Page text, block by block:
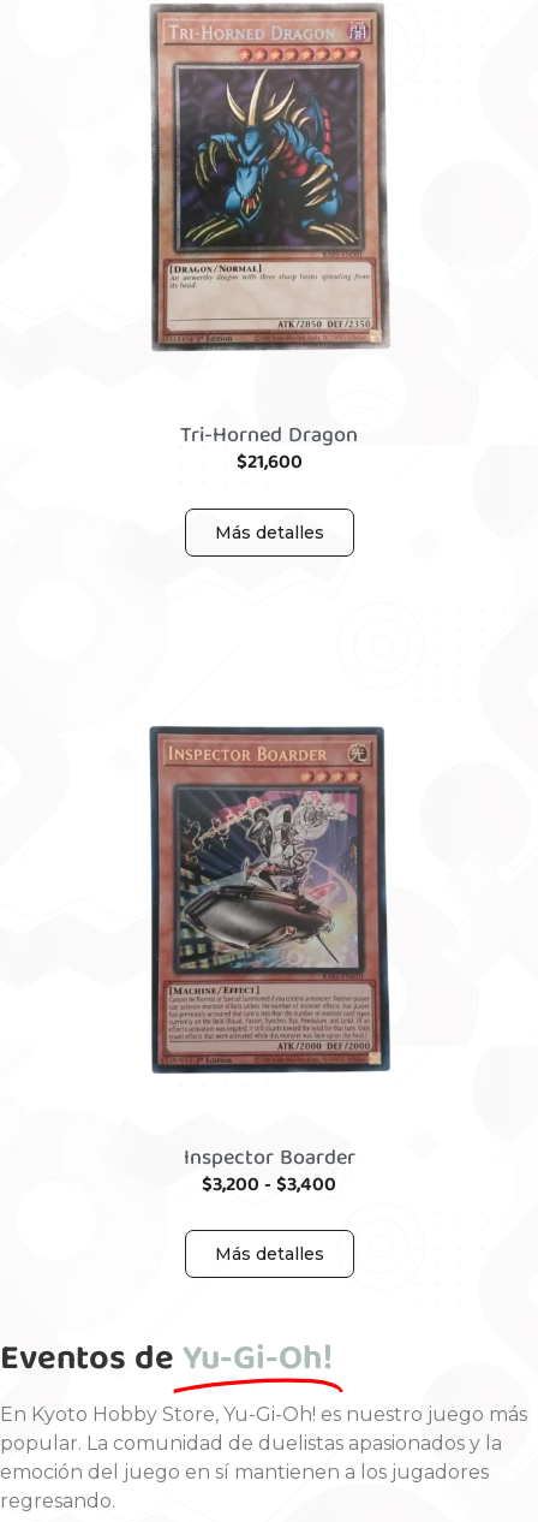
Tri-Horned Dragon
$21,600
Más detalles
Inspector Boarder
$3,200-$3,400
Más detalles
Eventos deYu-Gi-Oh!
En Kyoto Hobby Store, Yu-Gi-Oh! es nuestro juego más
popular. La comunidad de duelistas apasionados y la
emoción del juego en sí mantienen a los jugadores
regresando.